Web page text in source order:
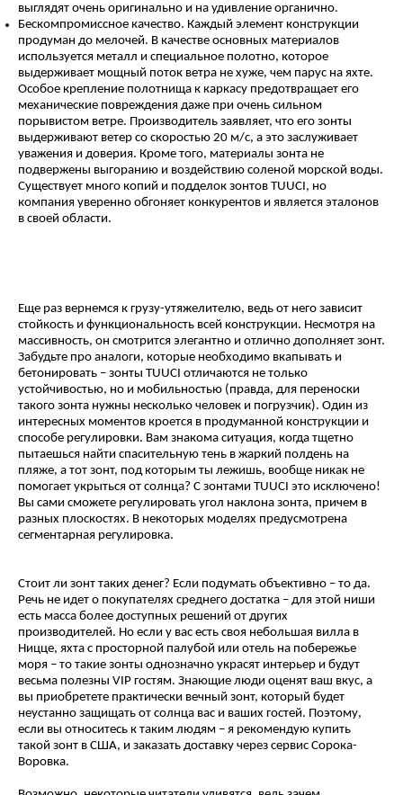
выглядят очень оригинально и на удивление органично.
Бескомпромиссное качество. Каждый элемент конструкции
продуман до мелочей. В качестве основных материалов
используется металл и специальное полотно, которое
выдерживает мощный поток ветра не хуже, чем парус на яхте.
Особое крепление полотнища к каркасу предотвращает его
механические повреждения даже при очень сильном
порывистом ветре. Производитель заявляет, что его зонты
выдерживают ветер со скоростью 20 м/с, а это заслуживает
уважения и доверия. Кроме того, материалы зонта не
подвержены выгоранию и воздействию соленой морской воды.
Существует много копий и подделок зонтов TUUCI, но
компания уверенно обгоняет конкурентов и является эталонов
в своей области.
Еще раз вернемся к грузу-утяжелителю, ведь от него зависит
стойкость и функциональность всей конструкции. Несмотря на
массивность, он смотрится элегантно и отлично дополняет зонт.
Забудьте про аналоги, которые необходимо вкапывать и
бетонировать – зонты TUUCI отличаются не только
устойчивостью, но и мобильностью (правда, для переноски
такого зонта нужны несколько человек и погрузчик). Один из
интересных моментов кроется в продуманной конструкции и
способе регулировки. Вам знакома ситуация, когда тщетно
пытаешься найти спасительную тень в жаркий полдень на
пляже, а тот зонт, под которым ты лежишь, вообще никак не
помогает укрыться от солнца? С зонтами TUUCI это исключено!
Вы сами сможете регулировать угол наклона зонта, причем в
разных плоскостях. В некоторых моделях предусмотрена
сегментарная регулировка.
Стоит ли зонт таких денег? Если подумать объективно – то да.
Речь не идет о покупателях среднего достатка – для этой ниши
есть масса более доступных решений от других
производителей. Но если у вас есть своя небольшая вилла в
Ницце, яхта с просторной палубой или отель на побережье
моря – то такие зонты однозначно украсят интерьер и будут
весьма полезны VIP гостям. Знающие люди оценят ваш вкус, а
вы приобретете практически вечный зонт, который будет
неустанно защищать от солнца вас и ваших гостей. Поэтому,
если вы относитесь к таким людям – я рекомендую купить
такой зонт в США, и заказать доставку через сервис Сорока-
Воровка.